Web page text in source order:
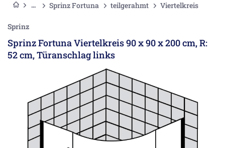
Sprinz Fortuna teilgerahmt Viertelkreis
Sprinz
Sprinz Fortuna Viertelkreis 90 x 90 x 200 cm, R:
52 cm, Türanschlag links